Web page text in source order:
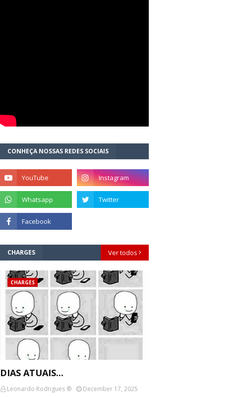
CONHEÇA NOSSAS REDES SOCIAIS
CHARGES Ver todos
CHARGES
DIAS ATUAIS...
Leonardo Rodrigues ®
December 17, 2025